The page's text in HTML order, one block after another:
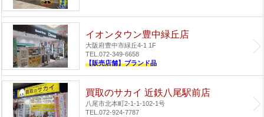
イオンタウン豊中緑丘店
大阪府豊中市緑丘4-1 1F
TEL.072-349-6658
【販売店舗】ブランド品
買取のサカイ 近鉄八尾駅前店
八尾市北本町2-1-1-102-1号
TEL.072-924-7787